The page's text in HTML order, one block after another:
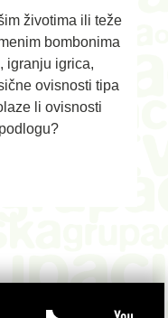
životima ili teže
bombonima
igranju igrica,
ovisnosti tipa
li ovisnosti